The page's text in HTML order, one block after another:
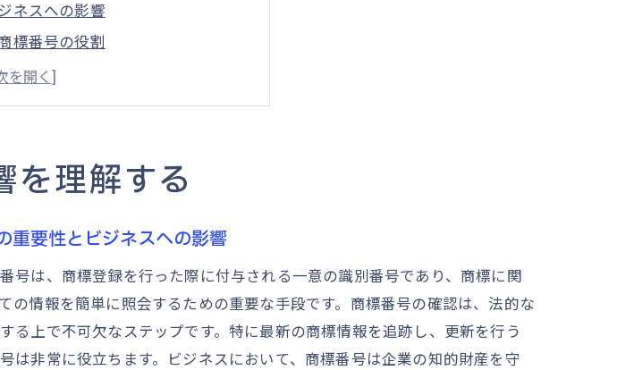
ネスへの影響
標番号の役割
番号の戦略的活用
保護の重要性
商標番号の意義
敗しないためのポイント
ップ
般的な誤解
ためのヒント
る商標番号確認の重要性
を理解する
重要性とビジネスへの影響
号は、商標登録を行った際に付与される一意の識別番号であり、商標に関
の情報を簡単に照会するための重要な手段です。商標番号の確認は、法的な
る上で不可欠なステップです。特に最新の商標情報を追跡し、更新を行う
は非常に役立ちます。ビジネスにおいて、商標番号は企業の知的財産を守